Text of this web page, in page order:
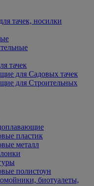
тачек, носилки
тачек
для Садовых тачек
для Строительных
пластик
металл
полистоун
биотуалеты,